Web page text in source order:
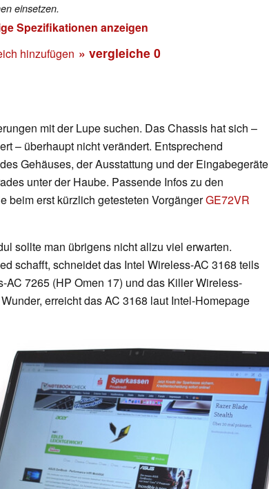
einsetzen.
Spezifikationen anzeigen
hinzufügen » vergleiche 0
mit der Lupe suchen. Das Chassis hat sich –
– überhaupt nicht verändert. Entsprechend
Gehäuses, der Ausstattung und der Eingabegeräte
unter der Haube. Passende Infos zu den
beim erst kürzlich getesteten VorgängerGE72VR
sollte man übrigens nicht allzu viel erwarten.
schafft, schneidet das Intel Wireless-AC 3168 teils
7265 (HP Omen 17) und das Killer Wireless-
erreicht das AC 3168 laut Intel-Homepage